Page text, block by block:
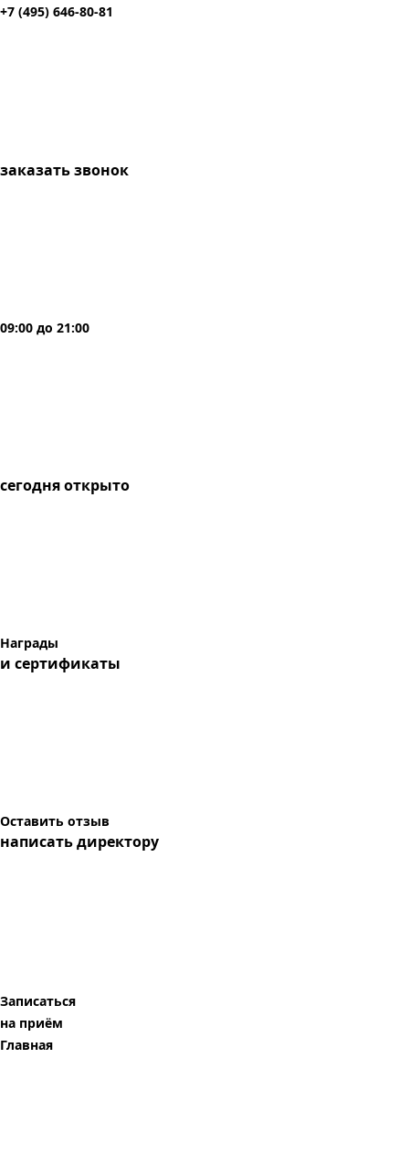
+7 (495) 646-80-81
заказать звонок
09:00 до 21:00
сегодняоткрыто
Награды
и сертификаты
Оставить отзыв
написать директору
Записаться
на приём
Главная